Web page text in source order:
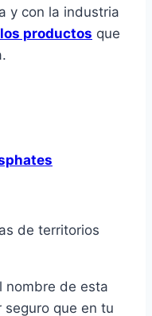
y con la industria
productos que
de territorios
nombre de esta
seguro que en tu